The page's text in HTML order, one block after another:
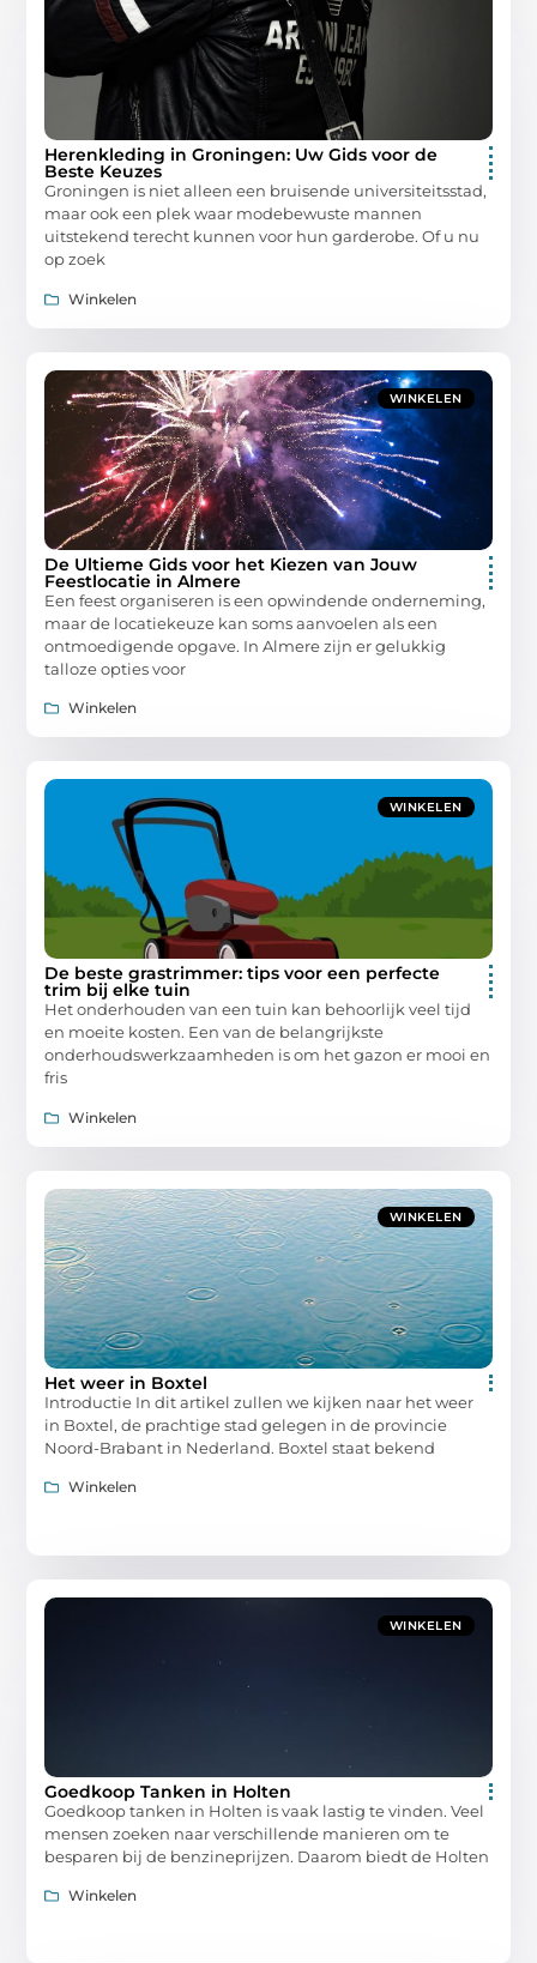
Herenkleding in Groningen: Uw Gids voor de
Beste Keuzes
Groningen is niet alleen een bruisende universiteitsstad,
maar ook een plek waar modebewuste mannen
uitstekend terecht kunnen voor hun garderobe. Of u nu
op zoek
Winkelen
WINKELEN
De Ultieme Gids voor het Kiezen van Jouw
Feestlocatie in Almere
Een feest organiseren is een opwindende onderneming,
maar de locatiekeuze kan soms aanvoelen als een
ontmoedigende opgave. In Almere zijn er gelukkig
talloze opties voor
Winkelen
WINKELEN
De beste grastrimmer: tips voor een perfecte
trim bij elke tuin
Het onderhouden van een tuin kan behoorlijk veel tijd
en moeite kosten. Een van de belangrijkste
onderhoudswerkzaamheden is om het gazon er mooi en
fris
Winkelen
WINKELEN
Het weer in Boxtel
Introductie In dit artikel zullen we kijken naar het weer
in Boxtel, de prachtige stad gelegen in de provincie
Noord-Brabant in Nederland. Boxtel staat bekend
Winkelen
WINKELEN
Goedkoop Tanken in Holten
Goedkoop tanken in Holten is vaak lastig te vinden. Veel
mensen zoeken naar verschillende manieren om te
besparen bij de benzineprijzen. Daarom biedt de Holten
Winkelen